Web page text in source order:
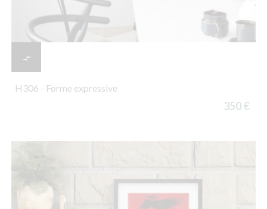


H306 - Forme expressive
350 €